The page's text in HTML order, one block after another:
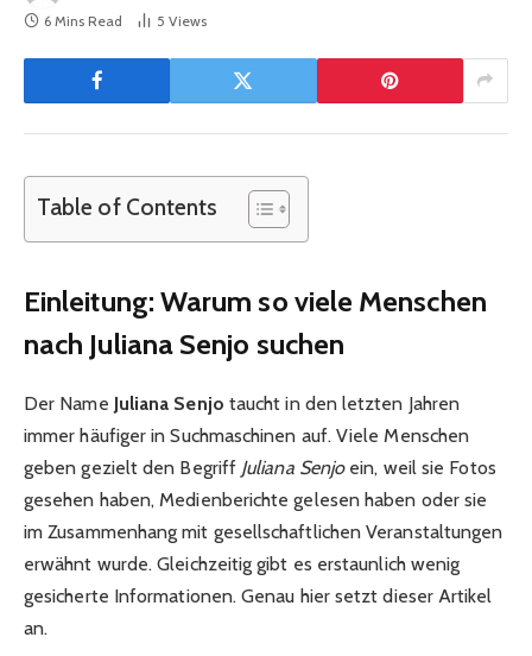
6 Mins Read
5 Views
Table of Contents
Einleitung: Warum so viele Menschen
nach Juliana Senjo suchen
Der Name Juliana Senjo taucht in den letzten Jahren
immer häufiger in Suchmaschinen auf. Viele Menschen
geben gezielt den Begriff Juliana Senjoein, weil sie Fotos
gesehen haben, Medienberichte gelesen haben oder sie
im Zusammenhang mit gesellschaftlichen Veranstaltungen
erwähnt wurde. Gleichzeitig gibt es erstaunlich wenig
gesicherte Informationen. Genau hier setzt dieser Artikel
an.